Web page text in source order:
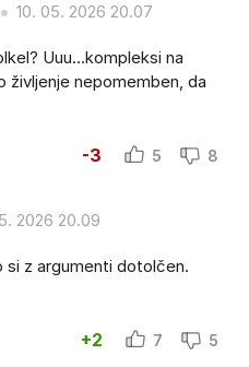
10. 05. 2026 20.07
Uuu...kompleksi na
življenje nepomemben, da
-3 5 8
2026 20.09
si z argumenti dotolčen.
+2 7 5